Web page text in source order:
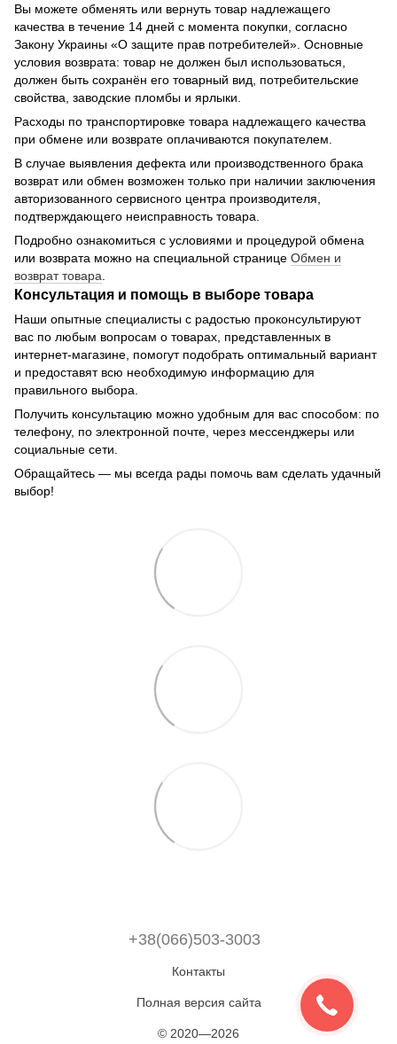
Вы можете обменять или вернуть товар надлежащего
качества в течение 14 дней с момента покупки, согласно
Закону Украины «О защите прав потребителей». Основные
условия возврата: товар не должен был использоваться,
должен быть сохранён его товарный вид, потребительские
свойства, заводские пломбы и ярлыки.
Расходы по транспортировке товара надлежащего качества
при обмене или возврате оплачиваются покупателем.
В случае выявления дефекта или производственного брака
возврат или обмен возможен только при наличии заключения
авторизованного сервисного центра производителя,
подтверждающего неисправность товара.
Подробно ознакомиться с условиями и процедурой обмена
или возврата можно на специальной странице Обмен и
возврат товара
Консультация и помощь в выборе товара
Наши опытные специалисты с радостью проконсультируют
вас по любым вопросам о товарах, представленных в
интернет-магазине, помогут подобрать оптимальный вариант
и предоставят всю необходимую информацию для
правильного выбора.
Получить консультацию можно удобным для вас способом: по
телефону, по электронной почте, через мессенджеры или
социальные сети.
Обращайтесь — мы всегда рады помочь вам сделать удачный
выбор!
+38(066)503-3003
Контакты
Полная версия сайта
© 2020—2026